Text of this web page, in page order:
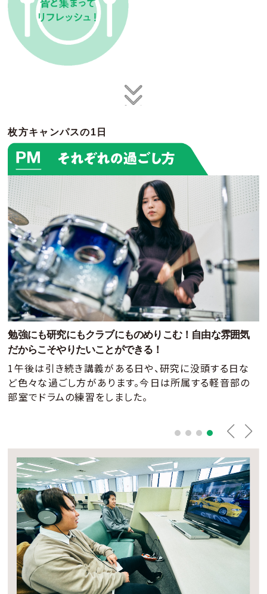
枚方キャンパスの1日
勉強にも研究にもクラブにものめりこむ！ 自由な雰囲気
だからこそやりたいことができる！
1午後は引き続き講義がある日や、研究に没頭する日な
ど色々な過ごし方があります。今日は所属する軽音部の
部室でドラムの練習をしました。